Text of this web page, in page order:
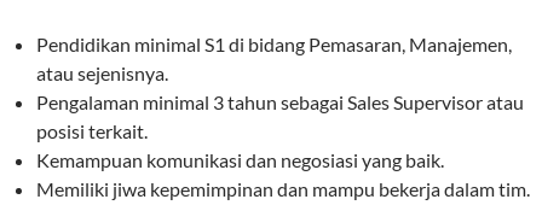
Pendidikan minimal S1 di bidang Pemasaran, Manajemen,
atau sejenisnya.
Pengalaman minimal 3 tahun sebagai Sales Supervisor atau
posisi terkait.
Kemampuan komunikasi dan negosiasi yang baik.
Memiliki jiwa kepemimpinan dan mampu bekerja dalam tim.